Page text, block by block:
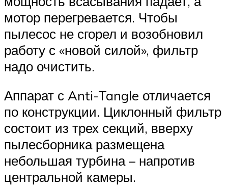
мотор перегревается. Чтобы
пылесос не сгорел и возобновил
работу с «новой силой», фильтр
надо очистить.
Аппарат с Anti-Tangle отличается
по конструкции. Циклонный фильтр
состоит из трех секций, вверху
пылесборника размещена
небольшая турбина – напротив
центральной камеры.